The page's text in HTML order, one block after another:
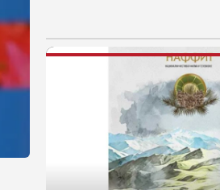
NAJNOVIJE VESTI